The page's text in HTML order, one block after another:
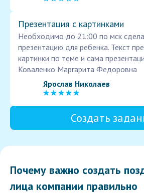
Презентация с картинками
Необходимо до 21:00 по мск
презентацию для ребенка. Текст
картинки по теме и сама
Коваленко Маргарита Федоровна
Ярослав Николаев
Создать
Почему важно создать
лица компании правильно